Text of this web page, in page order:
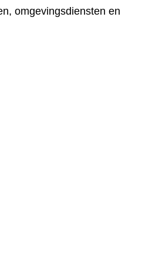
omgevingsdiensten en